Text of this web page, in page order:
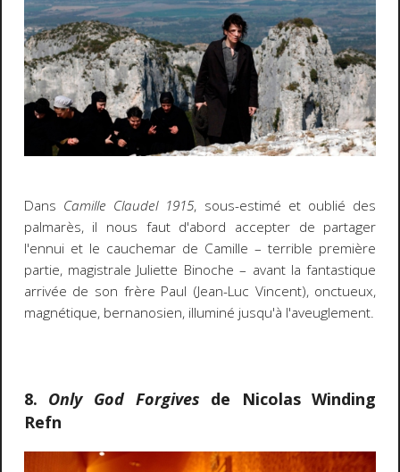
Dans Camille Claudel 1915, sous-estimé et oublié des
palmarès, il nous faut d'abord accepter de partager
l'ennui et le cauchemar de Camille – terrible première
partie, magistrale Juliette Binoche – avant la fantastique
arrivée de son frère Paul (Jean-Luc Vincent), onctueux,
magnétique, bernanosien, illuminé jusqu'à l'aveuglement.
8. Only God Forgives de Nicolas Winding
Refn